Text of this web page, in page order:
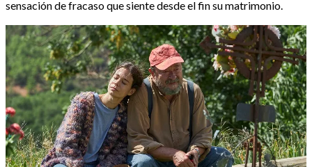
sensación de fracaso que siente desde el fin su matrimonio.